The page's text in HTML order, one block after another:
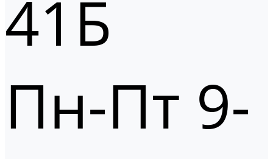
41Б
Пн-Пт 9-